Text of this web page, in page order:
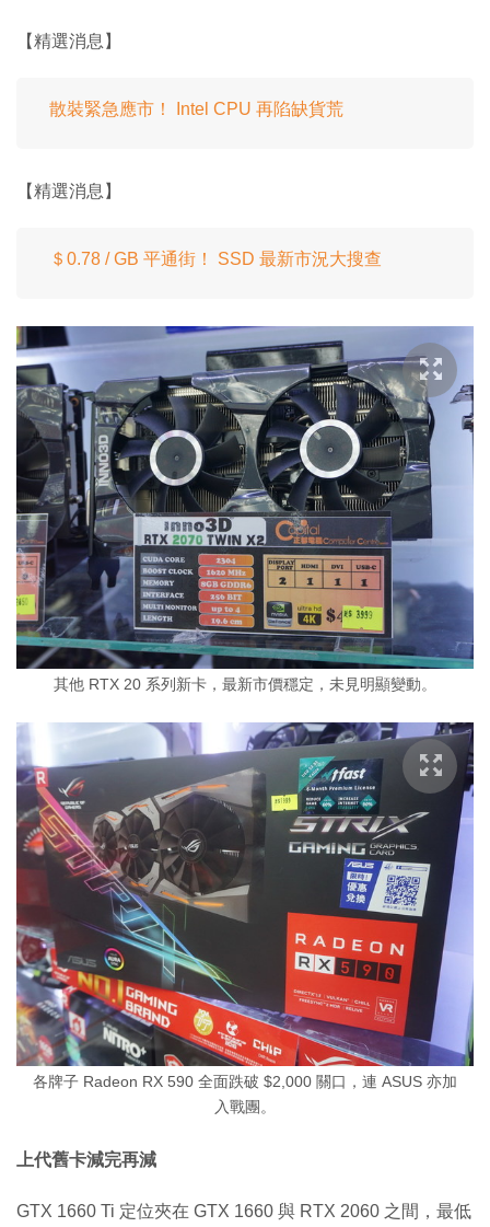
【精選消息】
散裝緊急應市！ Intel CPU 再陷缺貨荒
【精選消息】
＄0.78 / GB 平通街！ SSD 最新市況大搜查
其他 RTX 20 系列新卡，最新市價穩定，未見明顯變動。
各牌子 Radeon RX 590 全面跌破 $2,000 關口，連 ASUS 亦加
入戰團。
上代舊卡減完再減
GTX 1660 Ti 定位夾在 GTX 1660 與 RTX 2060 之間，最低